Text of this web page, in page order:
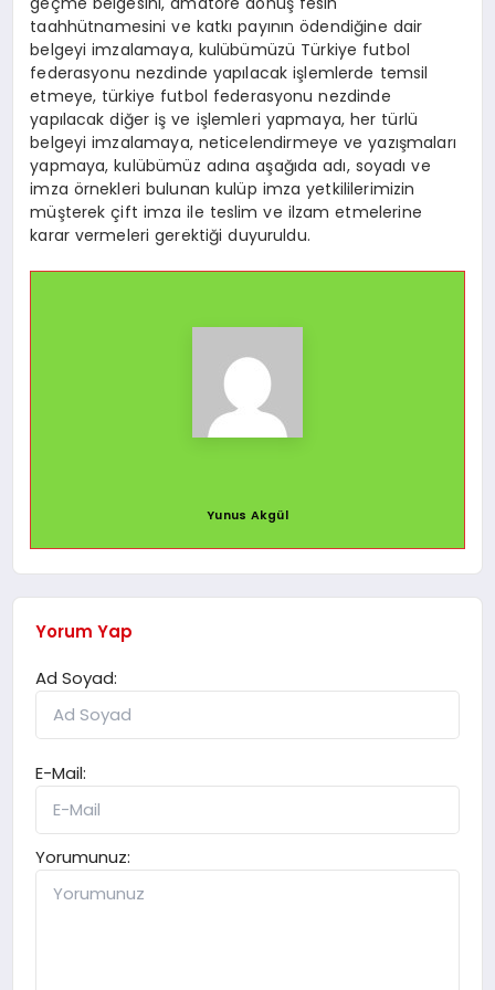
taahhütnamesini ve katkı payının ödendiğine dair
belgeyi imzalamaya, kulübümüzü Türkiye futbol
federasyonu nezdinde yapılacak işlemlerde temsil
etmeye, türkiye futbol federasyonu nezdinde
yapılacak diğer iş ve işlemleri yapmaya, her türlü
belgeyi imzalamaya, neticelendirmeye ve yazışmaları
yapmaya, kulübümüz adına aşağıda adı, soyadı ve
imza örnekleri bulunan kulüp imza yetkililerimizin
müşterek çift imza ile teslim ve ilzam etmelerine
karar vermeleri gerektiği duyuruldu.
Yunus Akgül
Yorum Yap
Ad Soyad:
E-Mail:
Yorumunuz: